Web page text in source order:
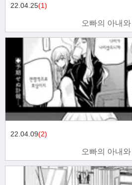
오빠의 아내
22.04.25(1)
오빠의 아내
22.04.09(2)